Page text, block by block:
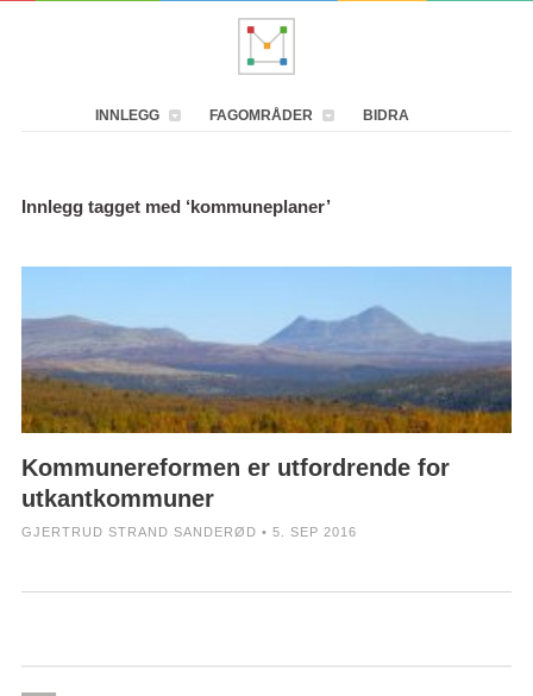
INNLEGG FAGOMRÅDER BIDRA
Innlegg tagget med ‘kommuneplaner’
Kommunereformen er utfordrende for
utkantkommuner
GJERTRUD STRAND SANDERØD • 5. SEP 2016